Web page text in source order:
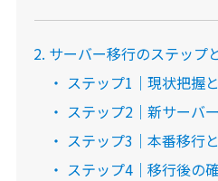
サーバー移行のステップ
ステップ1｜現状把握
ステップ2｜新サーバ
ステップ3｜本番移行
ステップ4｜移行後の